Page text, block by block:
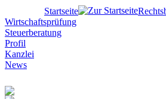
Startseite
Wirtschaftsprüfung
Steuerberatung
Profil
Kanzlei
News